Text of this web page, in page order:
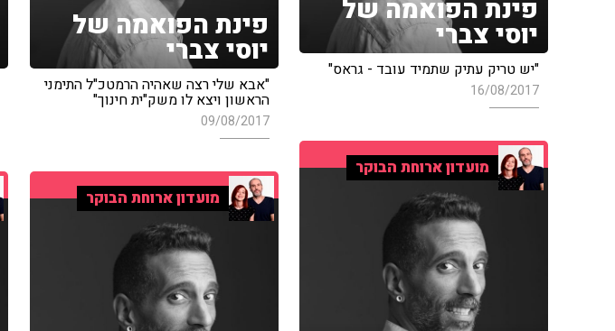
פינת הפואמה של
יוסי צברי
"יש טריק עתיק שתמיד עובד - גראס"
16/08/2017
פינת הפואמה של
יוסי צברי
"אבא שלי רצה שאהיה הרמטכ"ל התימני
הראשון ויצא לו משק"ית חינוך"
09/08/2017
מועדון ארוחת הבוקר
מועדון ארוחת הבוקר